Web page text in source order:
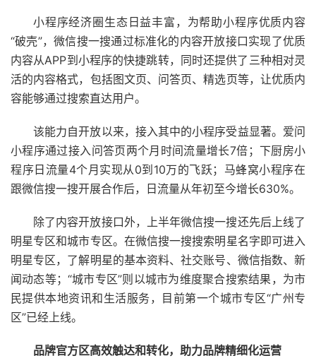
小程序经济圈生态日益丰富，为帮助小程序优质内容
“破壳”，微信搜一搜通过标准化的内容开放接口实现了优质
内容从APP到小程序的快捷跳转，同时还提供了三种相对灵
活的内容格式，包括图文页、问答页、精选页等，让优质内
容能够通过搜索直达用户。
该能力自开放以来，接入其中的小程序受益显著。爱问
小程序通过接入问答页两个月时间流量增长7倍；下厨房小
程序日流量4个月实现从0到10万的飞跃；马蜂窝小程序在
跟微信搜一搜开展合作后，日流量从年初至今增长630%。
除了内容开放接口外，上半年微信搜一搜还先后上线了
明星专区和城市专区。在微信搜一搜搜索明星名字即可进入
明星专区，了解明星的基本资料、社交账号、微信指数、新
闻动态等；“城市专区”则以城市为维度聚合搜索结果，为市
民提供本地资讯和生活服务，目前第一个城市专区“广州专
区”已经上线。
品牌官方区高效触达和转化，助力品牌精细化运营